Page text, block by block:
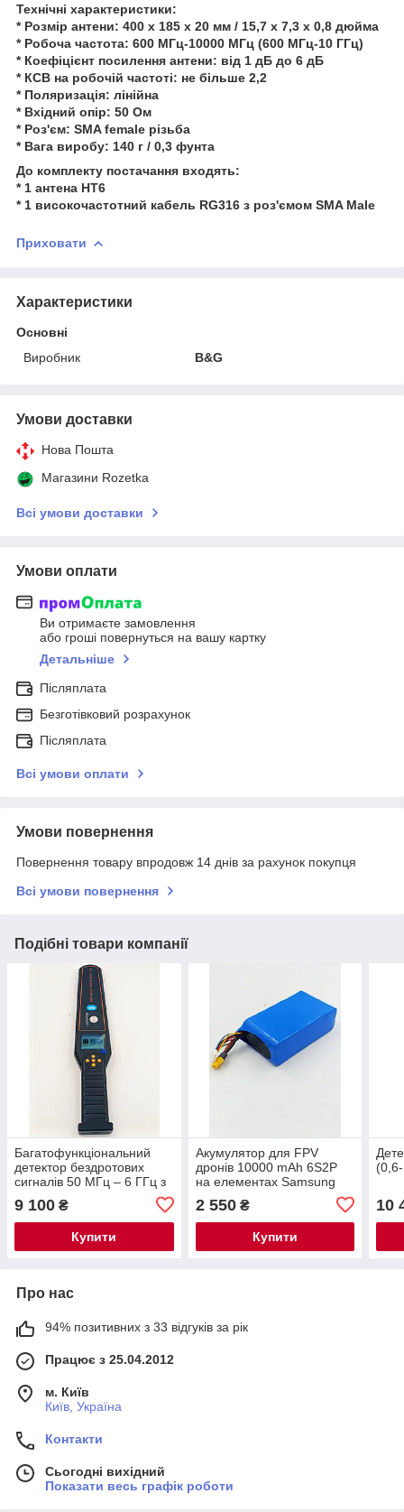
Технічні характеристики:
* Розмір антени: 400 x 185 x 20 мм / 15,7 x 7,3 x 0,8 дюйма
* Робоча частота: 600 МГц-10000 МГц (600 МГц-10 ГГц)
* Коефіцієнт посилення антени: від 1 дБ до 6 дБ
* КСВ на робочій частоті: не більше 2,2
* Поляризація: лінійна
* Вхідний опір: 50 Ом
* Роз'єм: SMA female різьба
* Вага виробу: 140 г / 0,3 фунта
До комплекту постачання входять:
* 1 антена HT6
* 1 високочастотний кабель RG316 з роз'ємом SMA Male
Приховати
Характеристики
Основні
Виробник
B&G
Умови доставки
Нова Пошта
Магазини Rozetka
Всі умови доставки
Умови оплати
Ви отримаєте замовлення
або гроші повернуться на вашу картку
Детальніше
Післяплата
Безготівковий розрахунок
Післяплата
Всі умови оплати
Умови повернення
Повернення товару впродовж 14 днів за рахунок покупця
Всі умови повернення
Подібні товари компанії
Багатофункціональний
детектор бездротових
сигналів 50 МГц – 6 ГГц з
записом та аналізом (RF /
Bluetooth TAG / GPS)
9 100 ₴
Купити
Акумулятор для FPV
дронів 10000 mAh 6S2P
на елементах Samsung
2 550₴
Купити
10
Про нас
94% позитивних з 33 відгуків за рік
Працює з 25.04.2012
м. Київ
Київ, Україна
Контакти
Сьогодні вихідний
Показати весь графік роботи